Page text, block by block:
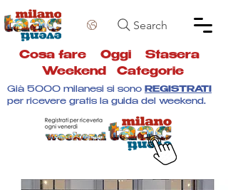
Search
Cosa fare Oggi Stasera
Weekend
Categorie
Già 5000 milanesi si sono REGISTRATI
per ricevere gratis la guida del weekend.